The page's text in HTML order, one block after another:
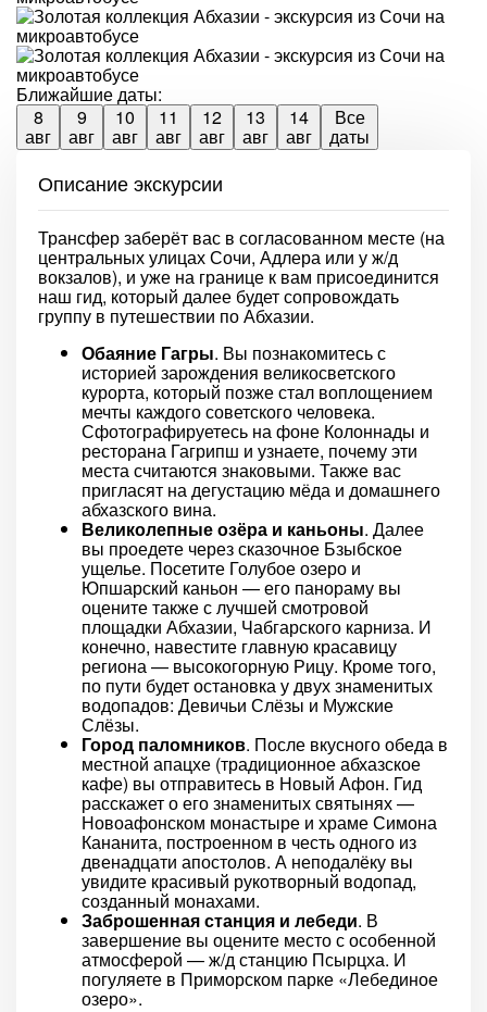
Ближайшие даты:
8
авг
9
авг
10
авг
11
авг
12
авг
13
авг
14
авг
Все
даты
Описание экскурсии
Трансфер заберёт вас в согласованном месте (на
центральных улицах Сочи, Адлера или у ж/д
вокзалов), и уже на границе к вам присоединится
наш гид, который далее будет сопровождать
группу в путешествии по Абхазии.
Обаяние Гагры. Вы познакомитесь с
историей зарождения великосветского
курорта, который позже стал воплощением
мечты каждого советского человека.
Сфотографируетесь на фоне Колоннады и
ресторана Гагрипш и узнаете, почему эти
места считаются знаковыми. Также вас
пригласят на дегустацию мёда и домашнего
абхазского вина.
Великолепные озёра и каньоны. Далее
вы проедете через сказочное Бзыбское
ущелье. Посетите Голубое озеро и
Юпшарский каньон — его панораму вы
оцените также с лучшей смотровой
площадки Абхазии, Чабгарского карниза. И
конечно, навестите главную красавицу
региона — высокогорную Рицу. Кроме того,
по пути будет остановка у двух знаменитых
водопадов: Девичьи Слёзы и Мужские
Слёзы.
Город паломников. После вкусного обеда в
местной апацхе (традиционное абхазское
кафе) вы отправитесь в Новый Афон. Гид
расскажет о его знаменитых святынях —
Новоафонском монастыре и храме Симона
Кананита, построенном в честь одного из
двенадцати апостолов. А неподалёку вы
увидите красивый рукотворный водопад,
созданный монахами.
Заброшенная станция и лебеди. В
завершение вы оцените место с особенной
атмосферой — ж/д станцию Псырцха. И
погуляете в Приморском парке «Лебединое
озеро».